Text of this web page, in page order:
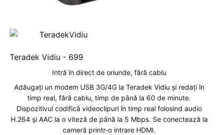
Teradek Vidiu - 699
Intră în direct de oriunde, fără cablu
Adăugați un modem USB 3G/4G la Teradek Vidiu și redați în
timp real, fără cablu, timp de până la 60 de minute.
Dispozitivul codifică videoclipuri în timp real folosind audio
H.264 și AAC la o viteză de până la 5 Mbps. Se conectează la
cameră printr-o intrare HDMI.